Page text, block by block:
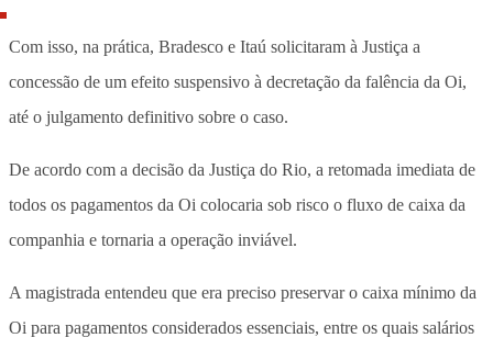
Com isso, na prática, Bradesco e Itaú solicitaram à Justiça a
concessão de um efeito suspensivo à decretação da falência da Oi,
até o julgamento definitivo sobre o caso.
De acordo com a decisão da Justiça do Rio, a retomada imediata de
todos os pagamentos da Oi colocaria sob risco o fluxo de caixa da
companhia e tornaria a operação inviável.
A magistrada entendeu que era preciso preservar o caixa mínimo da
Oi para pagamentos considerados essenciais, entre os quais salários